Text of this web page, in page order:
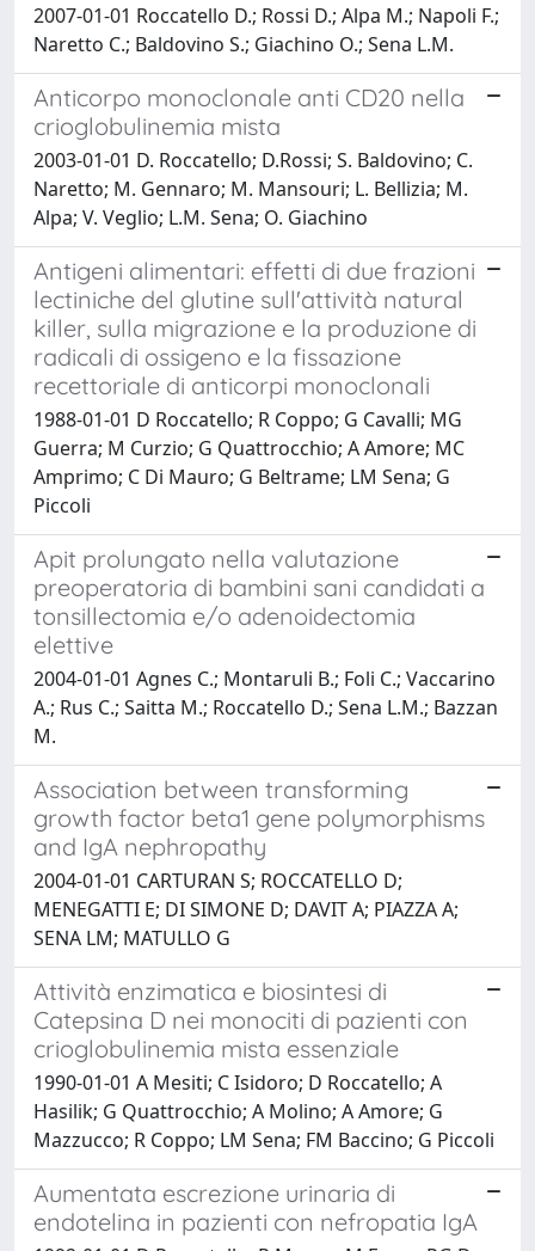
2007-01-01 Roccatello D.; Rossi D.; Alpa M.; Napoli F.;
Naretto C.; Baldovino S.; Giachino O.; Sena L.M.
Anticorpo monoclonale anti CD20 nella
crioglobulinemia mista
2003-01-01 D. Roccatello; D.Rossi; S. Baldovino; C.
Naretto; M. Gennaro; M. Mansouri; L. Bellizia; M.
Alpa; V. Veglio; L.M. Sena; O. Giachino
Antigeni alimentari: effetti di due frazioni
lectiniche del glutine sull'attività natural
killer, sulla migrazione e la produzione di
radicali di ossigeno e la fissazione
recettoriale di anticorpi monoclonali
1988-01-01 D Roccatello; R Coppo; G Cavalli; MG
Guerra; M Curzio; G Quattrocchio; A Amore; MC
Amprimo; C Di Mauro; G Beltrame; LM Sena; G
Piccoli
Apit prolungato nella valutazione
preoperatoria di bambini sani candidati a
tonsillectomia e/o adenoidectomia
elettive
2004-01-01 Agnes C.; Montaruli B.; Foli C.; Vaccarino
A.; Rus C.; Saitta M.; Roccatello D.; Sena L.M.; Bazzan
M.
Association between transforming
growth factor beta1 gene polymorphisms
and IgA nephropathy
2004-01-01 CARTURAN S; ROCCATELLO D;
MENEGATTI E; DI SIMONE D; DAVIT A; PIAZZA A;
SENA LM; MATULLO G
Attività enzimatica e biosintesi di
Catepsina D nei monociti di pazienti con
crioglobulinemia mista essenziale
1990-01-01 A Mesiti; C Isidoro; D Roccatello; A
Hasilik; G Quattrocchio; A Molino; A Amore; G
Mazzucco; R Coppo; LM Sena; FM Baccino; G Piccoli
Aumentata escrezione urinaria di
endotelina in pazienti con nefropatia IgA